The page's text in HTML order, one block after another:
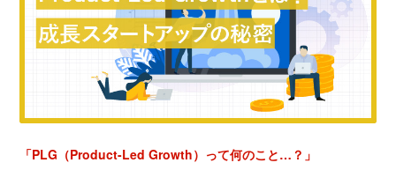
「PLG（Product-Led Growth）って何のこと…？」